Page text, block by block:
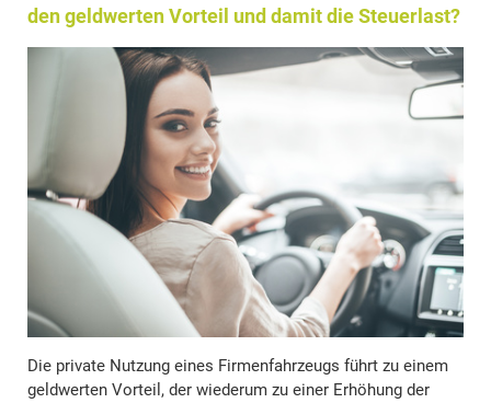
den geldwerten Vorteil und damit die Steuerlast?
Die private Nutzung eines Firmenfahrzeugs führt zu einem
geldwerten Vorteil, der wiederum zu einer Erhöhung der